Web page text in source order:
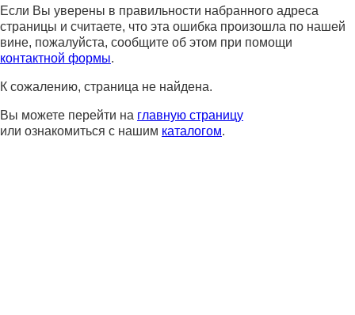
Если Вы уверены в правильности набранного адреса
страницы и считаете, что эта ошибка произошла по нашей
вине, пожалуйста, сообщите об этом при помощи
контактной формы.
К сожалению, страница не найдена.
Вы можете перейти на главную страницу
или ознакомиться с нашим каталогом.